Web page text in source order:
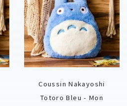
Coussin Nakayoshi
Totoro Bleu - Mon